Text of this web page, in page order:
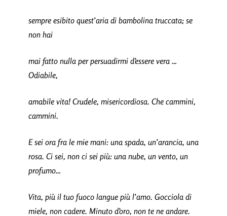
sempre esibito quest’aria di bambolina truccata; se
non hai
mai fatto nulla per persuadirmi d’essere vera …
Odiabile,
amabile vita! Crudele, misericordiosa. Che cammini,
cammini.
E sei ora fra le mie mani: una spada, un’arancia, una
rosa. Ci sei, non ci sei più: una nube, un vento, un
profumo…
Vita, più il tuo fuoco langue più l’amo. Gocciola di
miele, non cadere. Minuto d’oro, non te ne andare.